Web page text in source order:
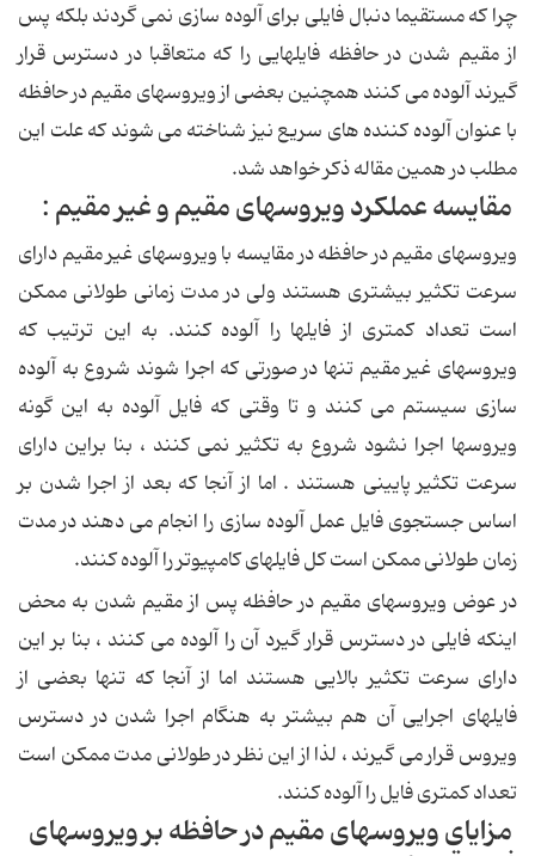
چرا كه مستقیما دنبال فایلی برای آلوده سازی نمی گردند بلكه پس
از مقیم شدن در حافظه فایلهایی را كه متعاقبا در دسترس قرار
گیرند آلوده می كنند همچنین بعضی از ویروسهای مقیم در حافظه
با عنوان آلوده كننده های سریع نیز شناخته می شوند كه علت این
مطلب در همین مقاله ذكر خواهد شد.
مقایسه عملكرد ویروسهای مقیم و غیر مقیم :
ویروسهای مقیم در حافظه در مقایسه با ویروسهای غیر مقیم دارای
سرعت تكثیر بیشتری هستند ولی در مدت زمانی طولانی ممكن
است تعداد كمتری از فایلها را آلوده كنند. به این ترتیب كه
ویروسهای غیر مقیم تنها در صورتی كه اجرا شوند شروع به آلوده
سازی سیستم می كنند و تا وقتی كه فایل آلوده به این گونه
ویروسها اجرا نشود شروع به تكثیر نمی كنند ، بنا براین دارای
سرعت تكثیر پایینی هستند . اما از آنجا كه بعد از اجرا شدن بر
اساس جستجوی فایل عمل آلوده سازی را انجام می دهند در مدت
زمان طولانی ممكن است كل فایلهای كامپیوتر را آلوده كنند.
در عوض ویروسهای مقیم در حافظه پس از مقیم شدن به محض
اینكه فایلی در دسترس قرار گیرد آن را آلوده می كنند ، بنا بر این
دارای سرعت تكثیر بالایی هستند اما از آنجا كه تنها بعضی از
فایلهای اجرایی آن هم بیشتر به هنگام اجرا شدن در دسترس
ویروس قرار می گیرند ، لذا از این نظر در طولانی مدت ممكن است
تعداد كمتری فایل را آلوده كنند.
مزایای ویروسهای مقیم در حافظه بر ویروسهای